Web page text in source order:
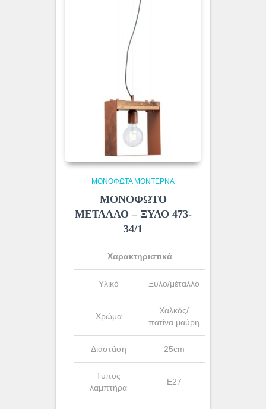
ΜΟΝΌΦΩΤΑ ΜΟΝΤΈΡΝΑ
ΜΟΝΟΦΩΤΟ
ΜΕΤΑΛΛΟ – ΞΥΛΟ 473-
34/1
Χαρακτηριστικά
Υλικό Ξύλο/μέταλλο
Χρώμα
Χαλκός/
πατίνα μαύρη
Διαστάση 25cm
Τύπος
λαμπτήρα
Ε27